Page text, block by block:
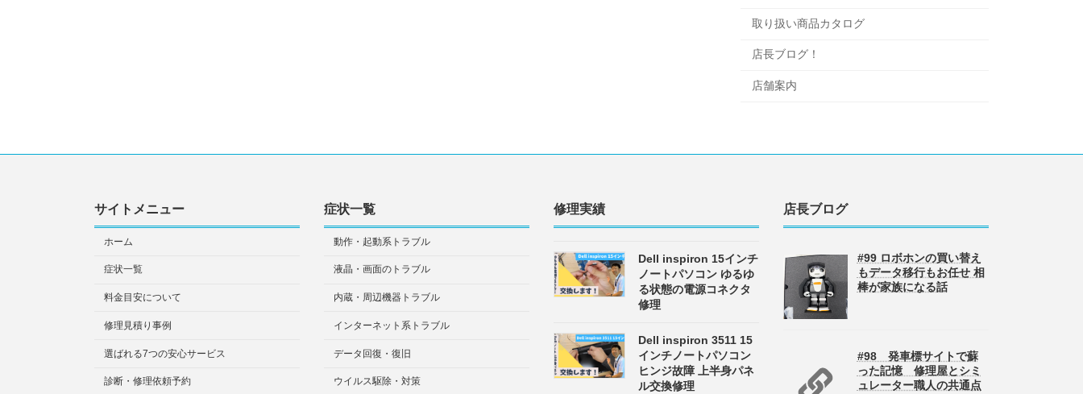
取り扱い商品カタログ
店長ブログ！
店舗案内
サイトメニュー
ホーム
症状一覧
料金目安について
修理見積り事例
選ばれる7つの安心サービス
診断・修理依頼予約
症状一覧
動作・起動系トラブル
液晶・画面のトラブル
内蔵・周辺機器トラブル
インターネット系トラブル
データ回復・復旧
ウイルス駆除・対策
修理実績
Dell inspiron 15インチ
ノートパソコン ゆるゆ
る状態の電源コネクタ
修理
Dell inspiron 3511 15
インチノートパソコン
ヒンジ故障 上半身パネ
ル交換修理
店長ブログ
#99 ロボホンの買い替え
もデータ移行もお任せ 相
棒が家族になる話
#98 発車標サイトで蘇
った記憶 修理屋とシミ
ュレーター職人の共通点